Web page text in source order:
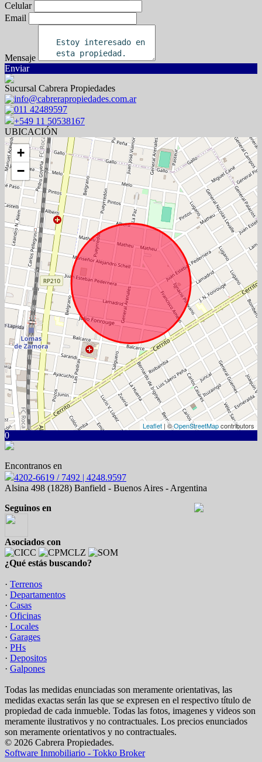
Celular
Email
Mensaje
Enviar
Sucursal Cabrera Propiedades
info@cabrerapropiedades.com.ar
011 42489597
+549 11 50538167
UBICACIÓN
+
−
Leaflet | ©OpenStreetMapcontributors
0
Encontranos en
4202-6619 / 7492 | 4248.9597
Alsina 498 (1828) Banfield - Buenos Aires - Argentina
Seguinos en
Asociados con
¿Qué estás buscando?
· Terrenos
· Departamentos
· Casas
· Oficinas
· Locales
· Garages
· PHs
· Depositos
· Galpones
Todas las medidas enunciadas son meramente orientativas, las
medidas exactas serán las que se expresen en el respectivo título de
propiedad de cada inmueble. Todas las fotos, imagenes y videos son
meramente ilustrativos y no contractuales. Los precios enunciados
son meramente orientativos y no contractuales.
© 2026 Cabrera Propiedades.
Software Inmobiliario - Tokko Broker